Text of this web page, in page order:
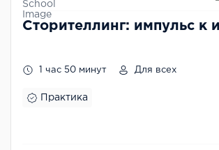
Сторителлинг: импульс к
1 час 50 минут Для всех
Практика